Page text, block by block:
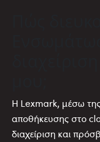
Η Lexmark, μέσω της
αποθήκευσης στο
διαχείριση και